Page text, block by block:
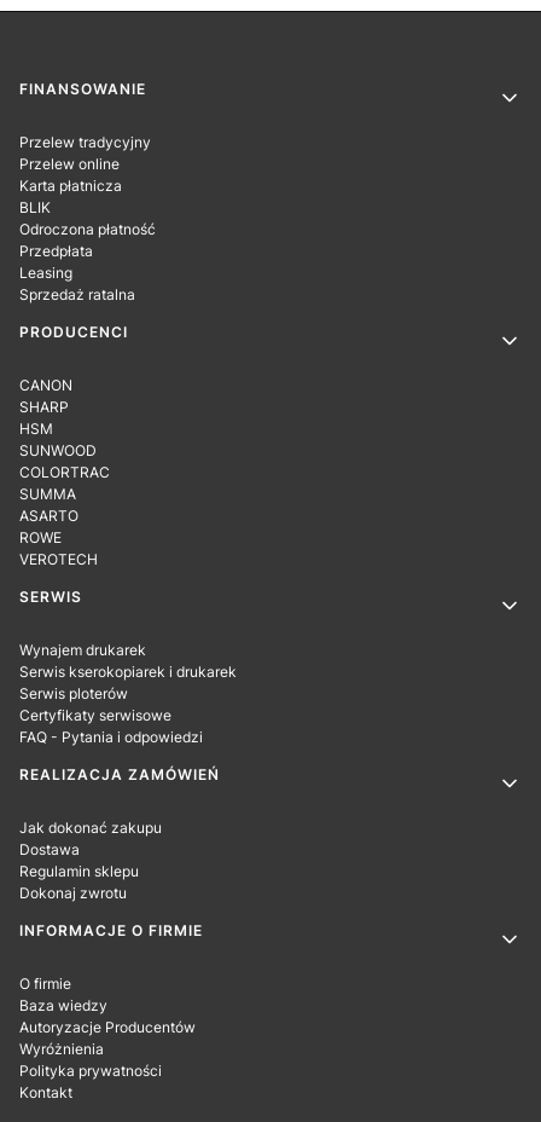
Linki w stopce
FINANSOWANIE
Przelew tradycyjny
Przelew online
Karta płatnicza
BLIK
Odroczona płatność
Przedpłata
Leasing
Sprzedaż ratalna
PRODUCENCI
CANON
SHARP
HSM
SUNWOOD
COLORTRAC
SUMMA
ASARTO
ROWE
VEROTECH
SERWIS
Wynajem drukarek
Serwis kserokopiarek i drukarek
Serwis ploterów
Certyfikaty serwisowe
FAQ - Pytania i odpowiedzi
REALIZACJA ZAMÓWIEŃ
Jak dokonać zakupu
Dostawa
Regulamin sklepu
Dokonaj zwrotu
INFORMACJE O FIRMIE
O firmie
Baza wiedzy
Autoryzacje Producentów
Wyróżnienia
Polityka prywatności
Kontakt